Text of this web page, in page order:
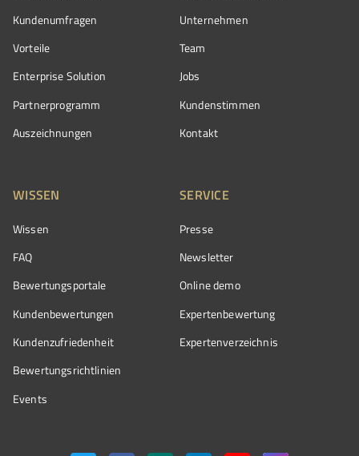
Kundenumfragen
Vorteile
Enterprise Solution
Partnerprogramm
Auszeichnungen
Unternehmen
Team
Jobs
Kundenstimmen
Kontakt
WISSEN
Wissen
FAQ
Bewertungsportale
Kundenbewertungen
Kundenzufriedenheit
Bewertungs­richtlinien
Events
SERVICE
Presse
Newsletter
Online demo
Expertenbewertung
Expertenverzeichnis